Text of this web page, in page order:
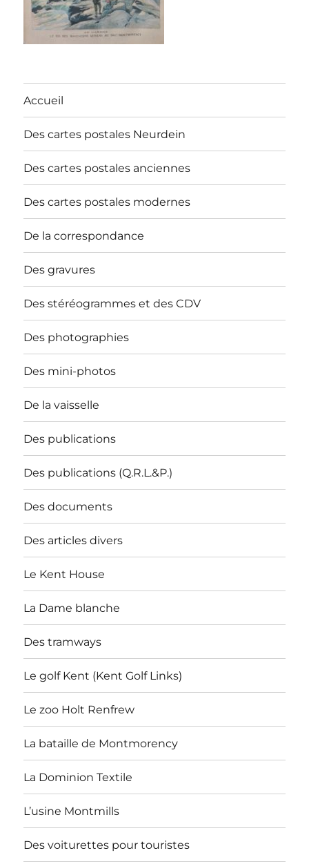
Accueil
Des cartes postales Neurdein
Des cartes postales anciennes
Des cartes postales modernes
De la correspondance
Des gravures
Des stéréogrammes et des CDV
Des photographies
Des mini-photos
De la vaisselle
Des publications
Des publications (Q.R.L.&P.)
Des documents
Des articles divers
Le Kent House
La Dame blanche
Des tramways
Le golf Kent (Kent Golf Links)
Le zoo Holt Renfrew
La bataille de Montmorency
La Dominion Textile
L’usine Montmills
Des voiturettes pour touristes